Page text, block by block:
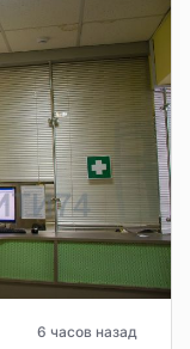
6 часов назад